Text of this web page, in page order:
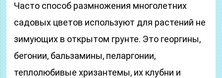
Часто способ размножения многолетних
садовых цветов используют для растений не
зимующих в открытом грунте. Это георгины,
бегонии, бальзамины, пеларгонии,
теплолюбивые хризантемы, их клубни и